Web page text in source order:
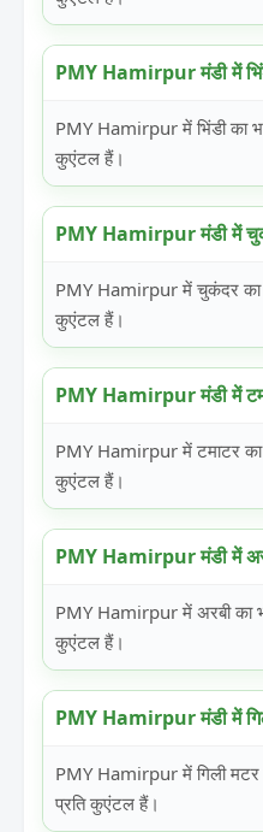
PMY Hamirpur मंडी में
PMY Hamirpur में भिंडी का
कुएंटल हैं।
PMY Hamirpur मंडी में
PMY Hamirpur में चुकंदर
कुएंटल हैं।
PMY Hamirpur मंडी में
PMY Hamirpur में टमाटर
कुएंटल हैं।
PMY Hamirpur मंडी में
PMY Hamirpur में अरबी का
कुएंटल हैं।
PMY Hamirpur मंडी में
PMY Hamirpur में गिली
प्रति कुएंटल हैं।